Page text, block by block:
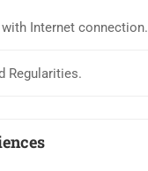
Internet connection.
Regularities.